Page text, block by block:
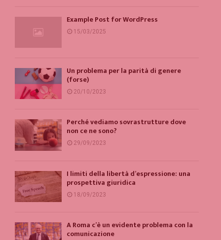
Example Post for WordPress
15/03/2025
Un problema per la parità di genere
(forse)
20/10/2023
Perché vediamo sovrastrutture dove
non ce ne sono?
29/09/2023
I limiti della libertà d’espressione: una
prospettiva giuridica
18/09/2023
A Roma c’è un evidente problema con la
comunicazione